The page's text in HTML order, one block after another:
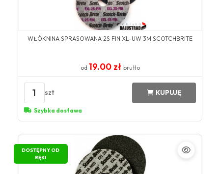
WŁÓKNINA SPRASOWANA 2S FIN XL-UW 3M SCOTCHBRITE
od 19.00 zł brutto
1 szt KUPUJĘ
Szybka dostawa
DOSTĘPNY OD
RĘKI